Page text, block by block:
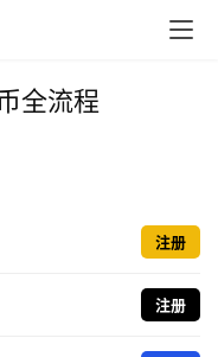
全流程
注册
注册